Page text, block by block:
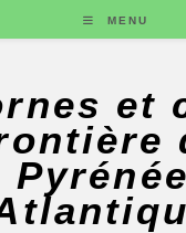
MENU
et